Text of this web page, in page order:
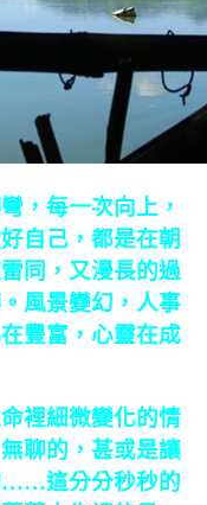
，每一次向上，
自己，都是在朝
同，又漫長的過
風景變幻，人事
豐富，心靈在成
裡細微變化的情
聊的，甚或是讓
……這分分秒秒的